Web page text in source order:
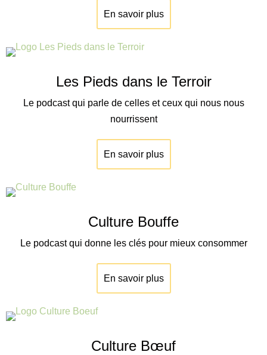
En savoir plus
Les Pieds dans le Terroir
Le podcast qui parle de celles et ceux qui nous nous
nourrissent
En savoir plus
Culture Bouffe
Le podcast qui donne les clés pour mieux consommer
En savoir plus
Culture Bœuf